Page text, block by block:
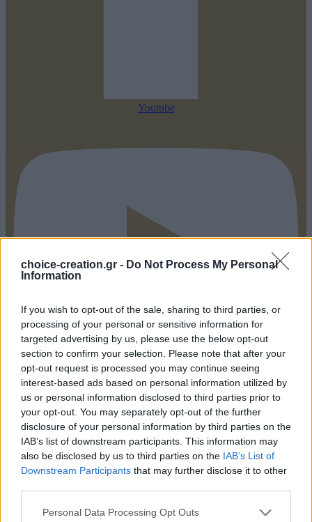
choice-creation.gr - Do Not Process My Personal
Information
If you wish to opt-out of the sale, sharing to third parties, or
processing of your personal or sensitive information for
targeted advertising by us, please use the below opt-out
section to confirm your selection. Please note that after your
opt-out request is processed you may continue seeing
interest-based ads based on personal information utilized by
us or personal information disclosed to third parties prior to
your opt-out. You may separately opt-out of the further
disclosure of your personal information by third parties on the
IAB’s list of downstream participants. This information may
also be disclosed by us to third parties on the IAB’s List of
Downstream Participants that may further disclose it to other
Personal Data Processing Opt Outs
Youtube
Pinterest